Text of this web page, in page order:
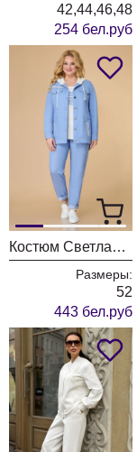
42,44,46,48
254 бел.руб
Костюм Светлана-Стиль 1569 голубой+белый
Размеры:
52
443 бел.руб